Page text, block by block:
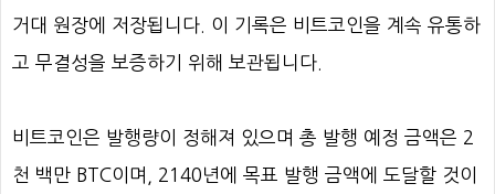
거대 원장에 저장됩니다. 이 기록은 비트코인을 계속 유통하
고 무결성을 보증하기 위해 보관됩니다.
비트코인은 발행량이 정해져 있으며 총 발행 예정 금액은 2
천 백만 BTC이며, 2140년에 목표 발행 금액에 도달할 것이